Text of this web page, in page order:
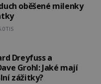
oběšené milenky
Dreyfuss a
Grohl: Jaké mají
zážitky?